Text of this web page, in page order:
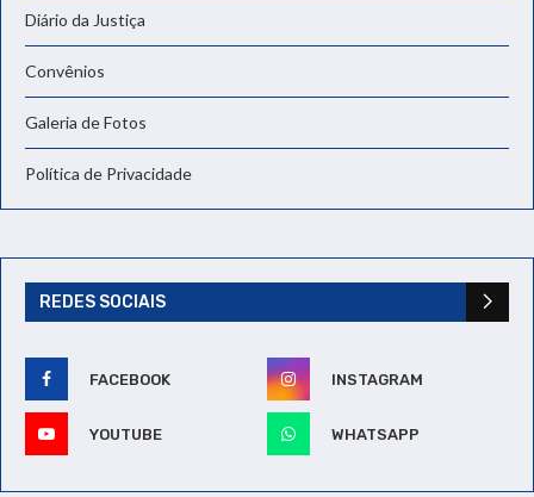
Diário da Justiça
Convênios
Galeria de Fotos
Política de Privacidade
REDES SOCIAIS
FACEBOOK INSTAGRAM
YOUTUBE WHATSAPP